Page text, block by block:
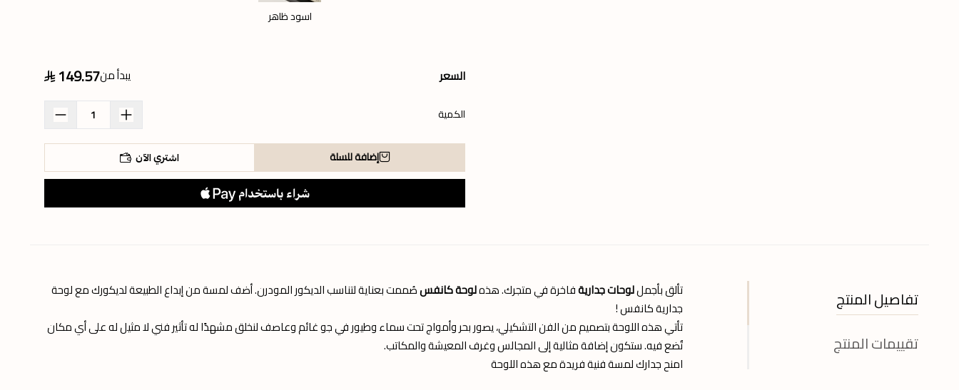
اسود ظاهر
السعر يبدأ من149.57
الكمية
إضافة للسلة اشتري الآن
تفاصيل المنتج
تقييمات المنتج
تألق بأجمللوحات جداريةفاخرة في متجرك. هذهلوحة كانفسصُممت بعناية لتناسب الديكور المودرن. أضف لمسة من إبداع الطبيعة لديكورك مع لوحة
جدارية كانفس !
تأتي هذه اللوحة بتصميم من الفن التشكيلي، يصور بحر وأمواج تحت سماء وطيور في جو غائم وعاصف لنخلق مشهدًا له تأثير فني لا مثيل له على أي مكان
تٌضع فيه. ستكون إضافة مثالية إلى المجالس وغرف المعيشة والمكاتب.
امنح جدارك لمسة فنية فريدة مع هذه اللوحة